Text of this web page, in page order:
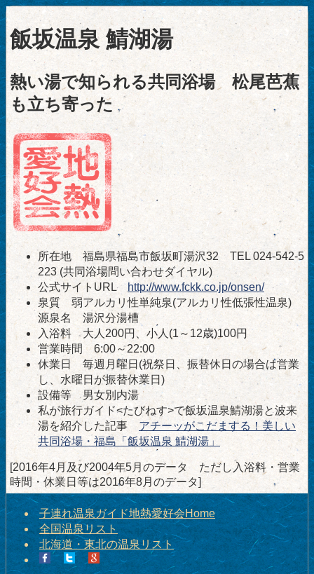
飯坂温泉 鯖湖湯
熱い湯で知られる共同浴場 松尾芭蕉
も立ち寄った
所在地 福島県福島市飯坂町湯沢32 TEL 024-542-5
223 (共同浴場問い合わせダイヤル)
公式サイトURL http://www.fckk.co.jp/onsen/
泉質 弱アルカリ性単純泉(アルカリ性低張性温泉)
源泉名 湯沢分湯槽
入浴料 大人200円、小人(1～12歳)100円
営業時間 6:00～22:00
休業日 毎週月曜日(祝祭日、振替休日の場合は営業
し、水曜日が振替休業日)
設備等 男女別内湯
私が旅行ガイド<たびねす>で飯坂温泉鯖湖湯と波来
湯を紹介した記事 アチーッがこだまする！美しい
共同浴場・福島「飯坂温泉 鯖湖湯」
[2016年4月及び2004年5月のデータ ただし入浴料・営業
時間・休業日等は2016年8月のデータ]
子連れ温泉ガイド地熱愛好会Home
全国温泉リスト
北海道・東北の温泉リスト